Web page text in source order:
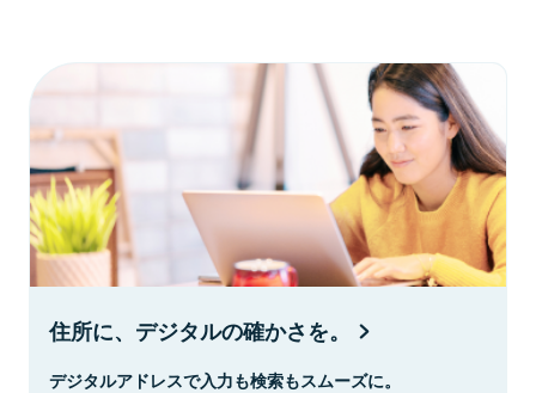
住所に、デジタルの確かさを。
デジタルアドレスで入力も検索もスムーズに。